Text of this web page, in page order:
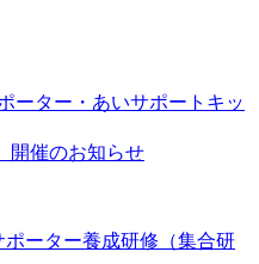
ーター・あいサポートキッ
催のお知らせ
ーター養成研修（集合研